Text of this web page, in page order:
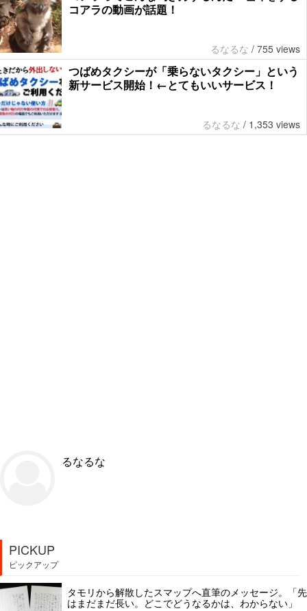
コアラの動画が話題！
るなるな / 755 views
つばめタクシーが「乗らないタクシー」という
新サービス開始！←とてもいいサービス！
るなるな / 1,353 views
るなるな
PICKUP
ピックアップ
タモリから解散したスマップへ直筆のメッセージ。「先
はまだまだ長い。どこでどうなるかは、わからない」